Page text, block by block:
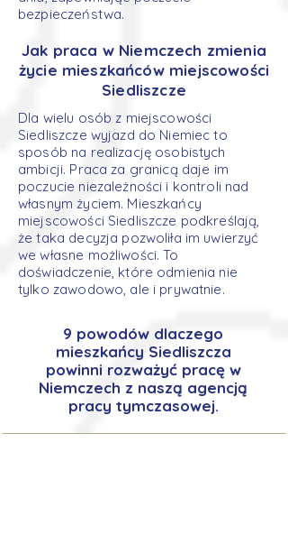
bezpieczeństwa.
Jak praca w Niemczech zmienia
życie mieszkańców miejscowości
Siedliszcze
Dla wielu osób z miejscowości
Siedliszcze wyjazd do Niemiec to
sposób na realizację osobistych
ambicji. Praca za granicą daje im
poczucie niezależności i kontroli nad
własnym życiem. Mieszkańcy
miejscowości Siedliszcze podkreślają,
że taka decyzja pozwoliła im uwierzyć
we własne możliwości. To
doświadczenie, które odmienia nie
tylko zawodowo, ale i prywatnie.
9 powodów dlaczego
mieszkańcy Siedliszcza
powinni rozważyć pracę w
Niemczech z naszą agencją
pracy tymczasowej.